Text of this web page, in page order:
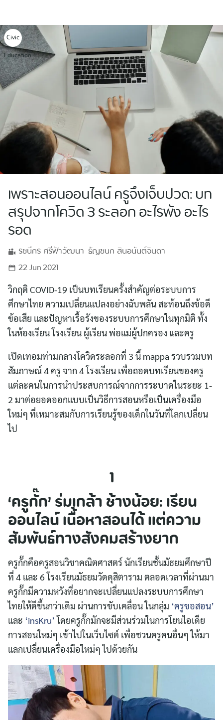
content
Civic
Education
เพราะสอนออนไลน์ ครูจึงเจ็บปวด: บท
สรุปจากโควิด 3 ระลอก อะไรพัง อะไร
รอด
รชนีกรศรีฟ้าวัฒนา ธัญชนกสินอนันต์จินดา
22 Jun 2021
วิกฤติ COVID-19 เป็นบทเรียนครั้งสำคัญต่อระบบการ
ศึกษาไทย ความเปลี่ยนแปลงอย่างฉับพลัน สะท้อนถึงข้อดี
ข้อเสีย และปัญหาเรื้อรังของระบบการศึกษาในทุกมิติ ทั้ง
ในห้องเรียน โรงเรียน ผู้เรียน พ่อแม่ผู้ปกครอง และครู
เปิดเทอมท่ามกลางโควิดระลอกที่ 3 นี้ mappa รวบรวมบท
สัมภาษณ์ 4 ครู จาก 4 โรงเรียน เพื่อถอดบทเรียนของครู
แต่ละคนในการนำประสบการณ์จากการระบาดในระยะ 1-
2 มาต่อยอดออกแบบเป็นวิธีการสอนหรือเป็นเครื่องมือ
ใหม่ๆ ที่เหมาะสมกับการเรียนรู้ของเด็กในวันที่โลกเปลี่ยน
ไป
1
‘ครูกั๊ก’ ร่มเกล้า ช้างน้อย: เรียน
ออนไลน์ เนื้อหาสอนได้ แต่ความ
สัมพันธ์ทางสังคมสร้างยาก
ครูกั๊กคือครูสอนวิชาคณิตศาสตร์ นักเรียนชั้นมัธยมศึกษาปี
ที่ 4 และ 6 โรงเรียนมัธยมวัดดุสิตาราม ตลอดเวลาที่ผ่านมา
ครูกั๊กมีความหวังที่อยากจะเปลี่ยนแปลงระบบการศึกษา
ไทยให้ดีขึ้นกว่าเดิม ผ่านการขับเคลื่อน ในกลุ่ม ‘ครูขอสอน’
และ ‘insKru’โดยครูกั๊กมักจะมีส่วนร่วมในการโยนไอเดีย
การสอนใหม่ๆ เข้าไปในเว็บไซต์ เพื่อชวนครูคนอื่นๆ ให้มา
แลกเปลี่ยนเครื่องมือใหม่ๆ ไปด้วยกัน